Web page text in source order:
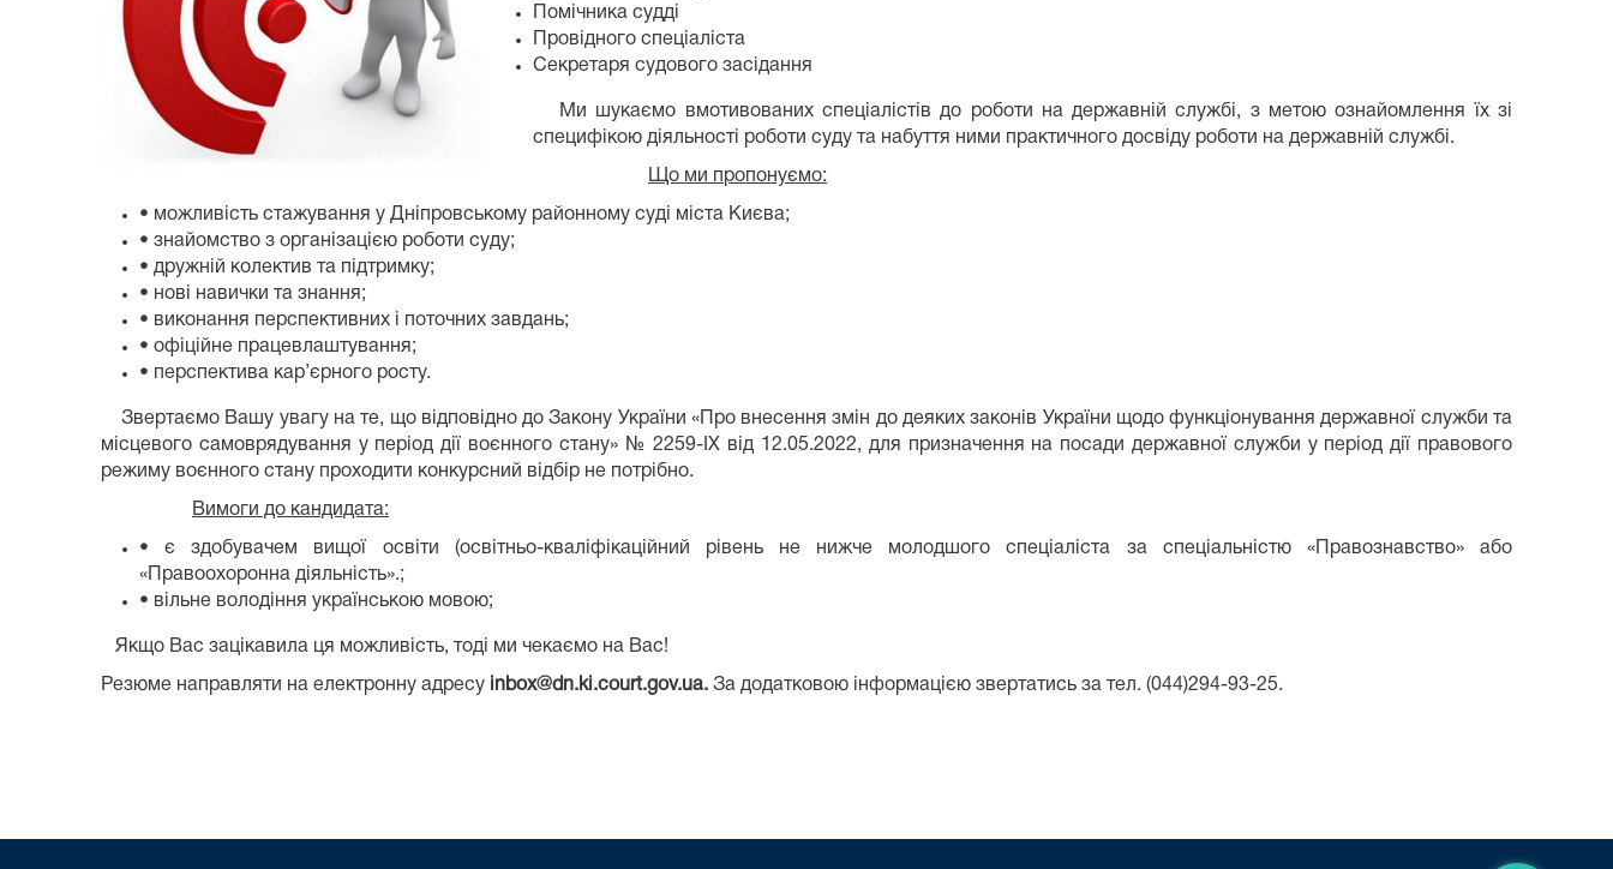
Помічника судді
Провідного спеціаліста
Секретаря судового засідання
Ми шукаємо вмотивованих спеціалістів до роботи на державній службі, з метою ознайомлення їх зі
специфікою діяльності роботи суду та набуття ними практичного досвіду роботи на державній службі.
Що ми пропонуємо:
• можливість стажування у Дніпровському районному суді міста Києва;
• знайомство з організацією роботи суду;
• дружній колектив та підтримку;
• нові навички та знання;
• виконання перспективних і поточних завдань;
• офіційне працевлаштування;
• перспектива кар’єрного росту.
Звертаємо Вашу увагу на те, що відповідно до Закону України «Про внесення змін до деяких законів України щодо функціонування державної служби та
місцевого самоврядування у період дії воєнного стану» № 2259-ІХ від 12.05.2022, для призначення на посади державної служби у період дії правового
режиму воєнного стану проходити конкурсний відбір не потрібно.
Вимоги до кандидата:
• є здобувачем вищої освіти (освітньо-кваліфікаційний рівень не нижче молодшого спеціаліста за спеціальністю «Правознавство» або
«Правоохоронна діяльність».;
• вільне володіння українською мовою;
Якщо Вас зацікавила ця можливість, тоді ми чекаємо на Вас!
Резюме направляти на електронну адресу inbox@dn.ki.court.gov.ua. За додатковою інформацією звертатись за тел. (044)294-93-25.